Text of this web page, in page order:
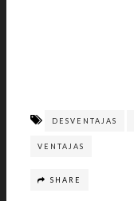
DESVENTAJAS
VENTAJAS
SHARE